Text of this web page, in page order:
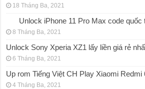
18 Tháng Ba, 2021
Unlock iPhone 11 Pro Max code
8 Tháng Ba, 2021
Unlock Sony Xperia XZ1 lấy liền giá rẻ
6 Tháng Ba, 2021
Up rom Tiếng Việt CH Play Xiaomi Redmi
4 Tháng Ba, 2021